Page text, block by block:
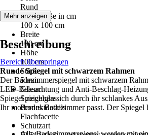
Rund
Nenngröße in cm
100 x 100 cm
Breite
100 cm
Höhe
100 cm
Stärke
5 mm
Glasart
Spiegelglas
Produktdetails
Flachfacette
Schutzart
Mehr anzeigen
Beschreibung
Bereich überspringen
Runde Spiegel mit schwarzem Rahmen
Der Badezimmerspiegel mit schwarzem
LED-Beleuchtung und Anti-Beschlag-
Spiegel zeichnen sich durch ihr schlankes
Ihr modernes Badezimmer passt. Der Spiegel